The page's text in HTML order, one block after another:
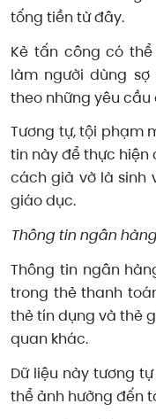
tống tiền từ đây.
Kẻ tấn công có
làm người dùng
theo những yêu cầu
Tương tự, tội phạm
tin này để thực
cách giả vờ là sinh
giáo dục.
Thông tin ngân hàng
Thông tin ngân
trong thẻ thanh
thẻ tín dụng và thẻ
quan khác.
Dữ liệu này tương
thể ảnh hưởng đến